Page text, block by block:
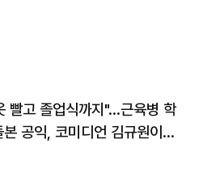
빨고 졸업식까지"…근육병 학
본 공익, 코미디언 김규원이었